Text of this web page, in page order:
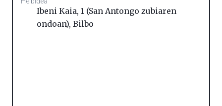
Ibeni Kaia, 1 (San Antongo zubiaren
ondoan), Bilbo